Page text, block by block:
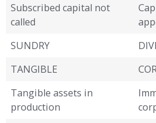
Subscribed capital not
called
SUNDRY
TANGIBLE
Tangible assets in
production